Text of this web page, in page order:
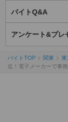
バイトQ&A
アンケート&プレ
バイトTOP 関東 東
迄！電子メーカーで事務